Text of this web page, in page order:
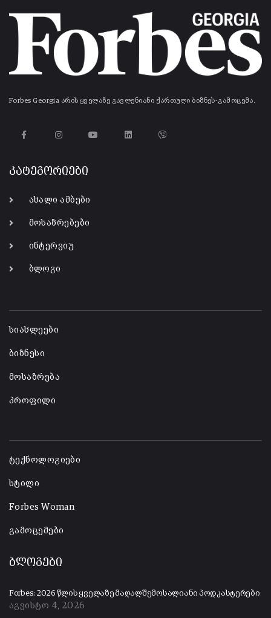
Forbes Georgia არის ყველაზე გავლენიანი ქართული ბიზნეს-გამოცემა.
კატეგორიები
ახალი ამბები
მოსაზრებები
ინტერვიუ
ბლოგი
სიახლეები
ბიზნესი
მოსაზრება
პროფილი
ტექნოლოგიები
სტილი
Forbes Woman
გამოცემები
ბლოგები
Forbes: 2026 წლის ყველაზე მაღალშემოსალიანი პოდკასტერები
აგვისტო 4, 2026